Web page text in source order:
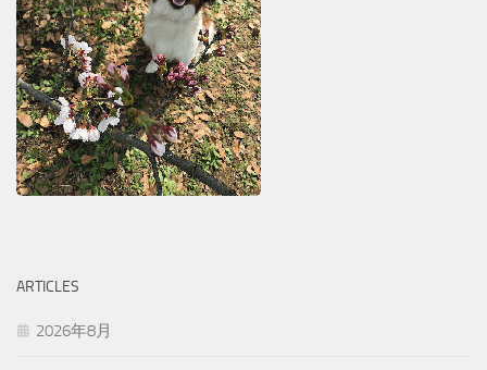
ARTICLES
2026年8月